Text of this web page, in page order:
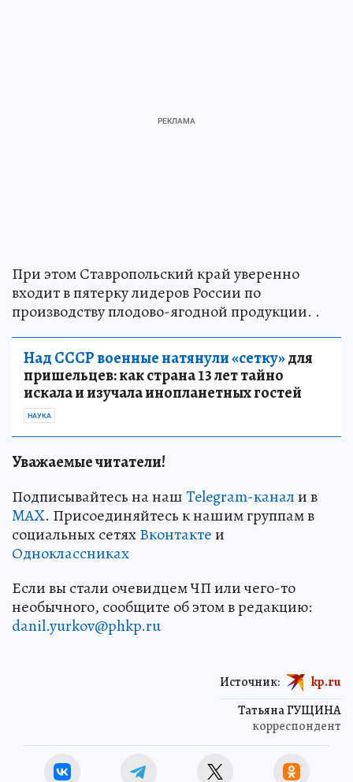
При этом Ставропольский край уверенно
входит в пятерку лидеров России по
производству плодово-ягодной продукции. .
Над СССР военные натянули «сетку»для
пришельцев: как страна 13 лет тайно
искала и изучала инопланетных гостей
НАУКА
Уважаемые читатели!
Подписывайтесь на нашTelegram-канали в
MAX. Присоединяйтесь к нашим группам в
социальных сетяхВконтактеи
Одноклассниках
Если вы стали очевидцем ЧП или чего-то
необычного, сообщите об этом в редакцию:
danil.yurkov@phkp.ru
Татьяна ГУЩИНА
корреспондент
Источник: kp.ru